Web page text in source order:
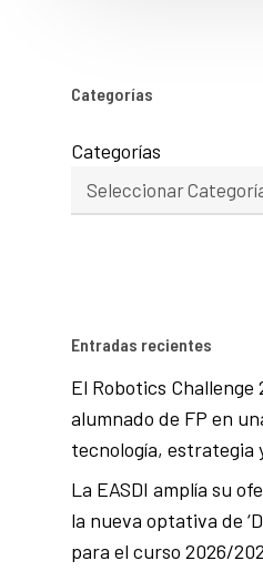
Categorías
Categorías
Entradas recientes
El Robotics Challenge
alumnado de FP en
tecnología, estrategia
La EASDI amplía su
la nueva optativa de
para el curso 2026/